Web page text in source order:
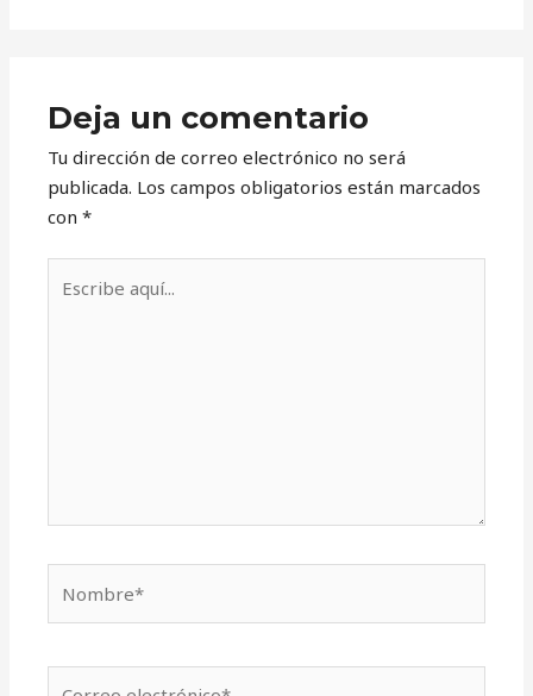
Deja un comentario
Tu dirección de correo electrónico no será
publicada. Los campos obligatorios están marcados
con*
aquí...